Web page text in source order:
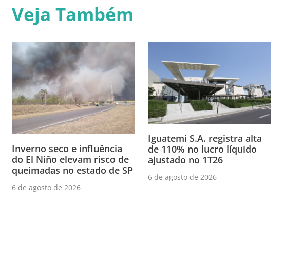
Veja Também
Inverno seco e influência
do El Niño elevam risco de
queimadas no estado de SP
6 de agosto de 2026
Iguatemi S.A. registra alta
de 110% no lucro líquido
ajustado no 1T26
6 de agosto de 2026